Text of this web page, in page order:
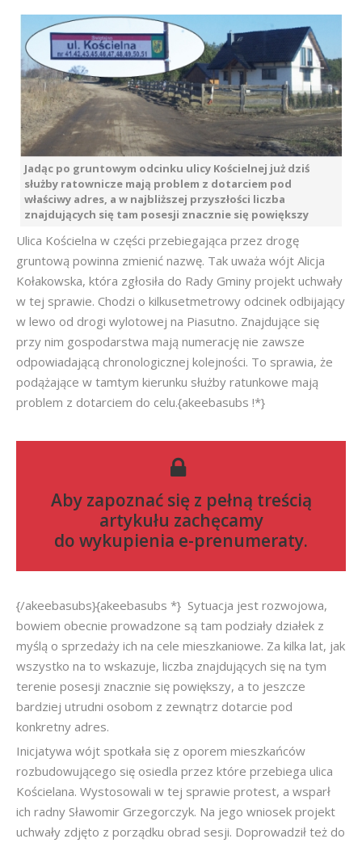
Jadąc po gruntowym odcinku ulicy Kościelnej już dziś
służby ratownicze mają problem z dotarciem pod
właściwy adres, a w najbliższej przyszłości liczba
znajdujących się tam posesji znacznie się powiększy
Ulica Kościelna w części przebiegająca przez drogę
gruntową powinna zmienić nazwę. Tak uważa wójt Alicja
Kołakowska, która zgłosiła do Rady Gminy projekt uchwały
w tej sprawie. Chodzi o kilkusetmetrowy odcinek odbijający
w lewo od drogi wylotowej na Piasutno. Znajdujące się
przy nim gospodarstwa mają numerację nie zawsze
odpowiadającą chronologicznej kolejności. To sprawia, że
podążające w tamtym kierunku służby ratunkowe mają
problem z dotarciem do celu.{akeebasubs !*}
Aby zapoznać się z pełną treścią
artykułu zachęcamy
do wykupienia e-prenumeraty.
{/akeebasubs}{akeebasubs *} Sytuacja jest rozwojowa,
bowiem obecnie prowadzone są tam podziały działek z
myślą o sprzedaży ich na cele mieszkaniowe. Za kilka lat, jak
wszystko na to wskazuje, liczba znajdujących się na tym
terenie posesji znacznie się powiększy, a to jeszcze
bardziej utrudni osobom z zewnątrz dotarcie pod
konkretny adres.
Inicjatywa wójt spotkała się z oporem mieszkańców
rozbudowującego się osiedla przez które przebiega ulica
Kościelana. Wystosowali w tej sprawie protest, a wsparł
ich radny Sławomir Grzegorczyk. Na jego wniosek projekt
uchwały zdjęto z porządku obrad sesji. Doprowadził też do